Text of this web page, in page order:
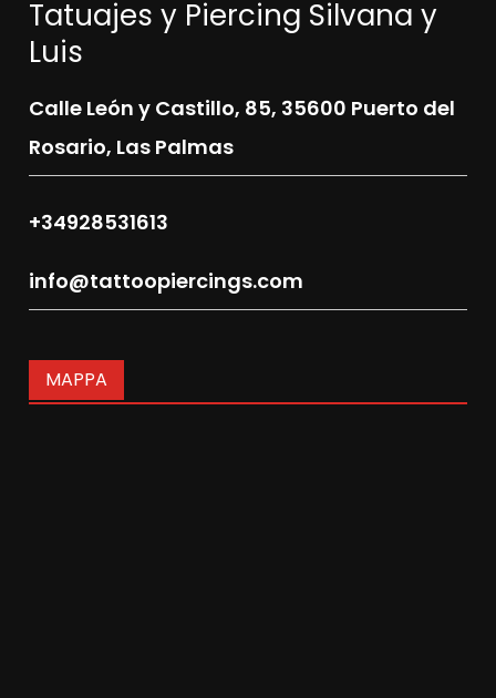
Tatuajes y Piercing Silvana y
Luis
Calle León y Castillo, 85, 35600 Puerto del
Rosario, Las Palmas
+34928531613
info@tattoopiercings.com
MAPPA